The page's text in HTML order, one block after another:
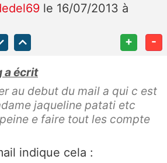
le 16/07/2013 à
+ -
a écrit
au debut du mail a qui c est
jaqueline patati etc
e faire tout les compte
indique cela :